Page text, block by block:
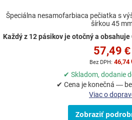
Špeciálna nesamofarbiaca pečiatka s
šírkou 45
Každý z 12 pásikov je otočný a obsahuje
57,49 €
46,74
✔ Skladom, dodanie
✔ Cena je konečná —
Viac o
Zobraziť